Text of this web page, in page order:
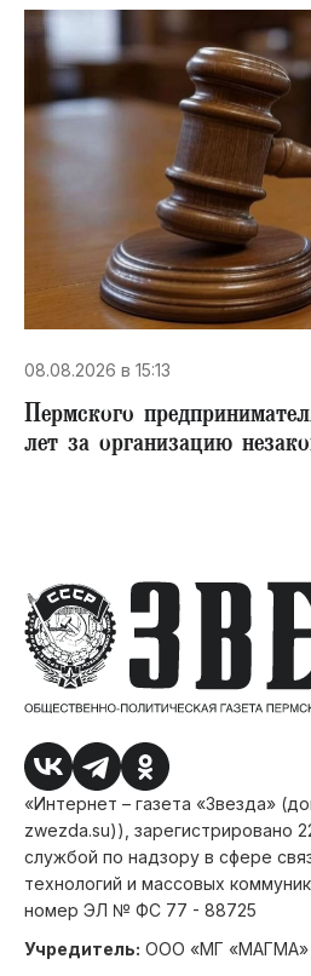
08.08.2026 в 15:13
Пермского
лет за организацию
«Интернет – газета «Звезда»
zwezda.su)), зарегистрировано
службой по надзору в сфере
технологий и массовых
номер ЭЛ № ФС 77 - 88725
Учредитель: ООО «МГ «МАГМА»